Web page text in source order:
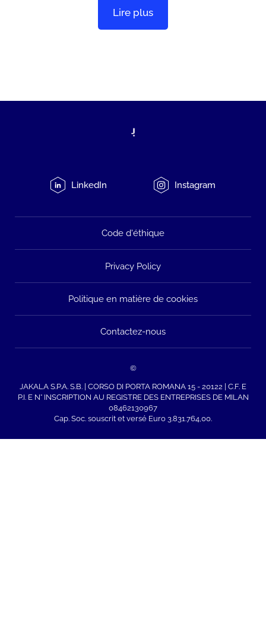
Lire plus
LinkedIn Instagram
Code d'éthique
Privacy Policy
Politique en matière de cookies
Contactez-nous
©
JAKALA S.P.A. S.B. | CORSO DI PORTA ROMANA 15 - 20122 | C.F. E
P.I. E N° INSCRIPTION AU REGISTRE DES ENTREPRISES DE MILAN
08462130967
Cap. Soc. souscrit et versé Euro 3.831.764,00.